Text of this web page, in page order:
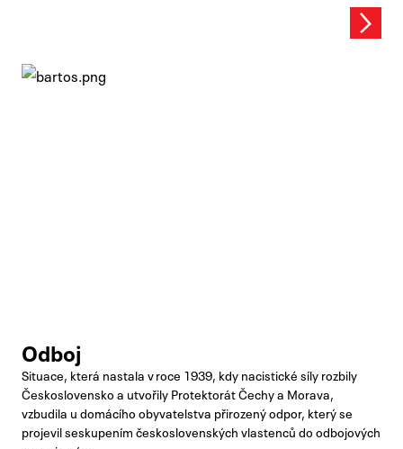
Next
Odboj
Situace, která nastala v roce 1939, kdy nacistické síly rozbily
Československo a utvořily Protektorát Čechy a Morava,
vzbudila u domácího obyvatelstva přirozený odpor, který se
projevil seskupením československých vlastenců do odbojových